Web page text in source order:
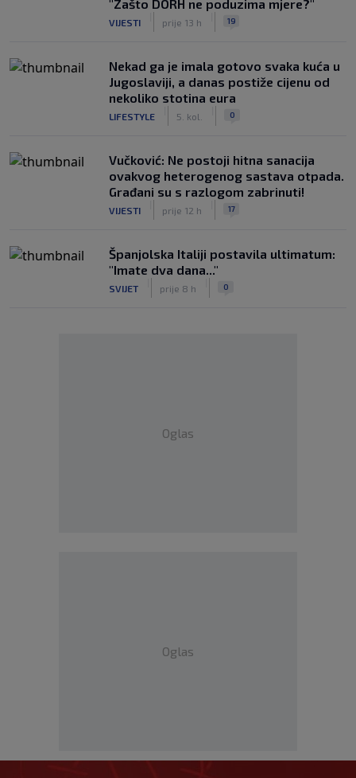
"Zašto DORH ne poduzima mjere?"
VIJESTI prije 13 h 19
Nekad ga je imala gotovo svaka kuća u
Jugoslaviji, a danas postiže cijenu od
nekoliko stotina eura
LIFESTYLE 5. kol. 0
Vučković: Ne postoji hitna sanacija
ovakvog heterogenog sastava otpada.
Građani su s razlogom zabrinuti!
VIJESTI prije 12 h 17
Španjolska Italiji postavila ultimatum:
"Imate dva dana..."
SVIJET prije 8 h 0
Oglas
Oglas